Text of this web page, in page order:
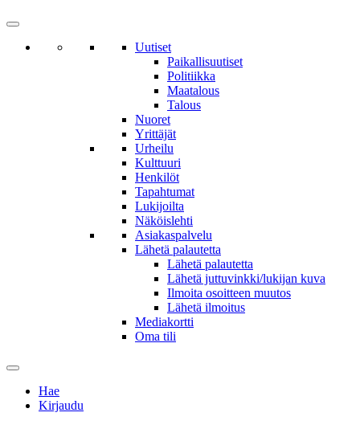
Uutiset
Paikallisuutiset
Politiikka
Maatalous
Talous
Nuoret
Yrittäjät
Urheilu
Kulttuuri
Henkilöt
Tapahtumat
Lukijoilta
Näköislehti
Asiakaspalvelu
Lähetä palautetta
Lähetä palautetta
Lähetä juttuvinkki/lukijan kuva
Ilmoita osoitteen muutos
Lähetä ilmoitus
Mediakortti
Oma tili
Hae
Kirjaudu